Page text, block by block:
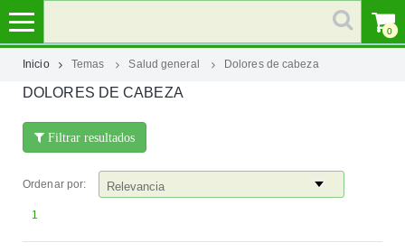
MI
CATEGORÍAS
0
Inicio Temas Salud general Dolores de cabeza
DOLORES DE CABEZA
Filtrar resultados
Ordenar por:
1